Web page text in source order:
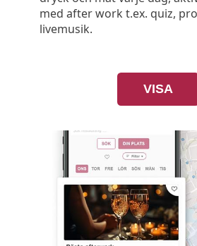
med after work t.ex. quiz,
livemusik.
VISA